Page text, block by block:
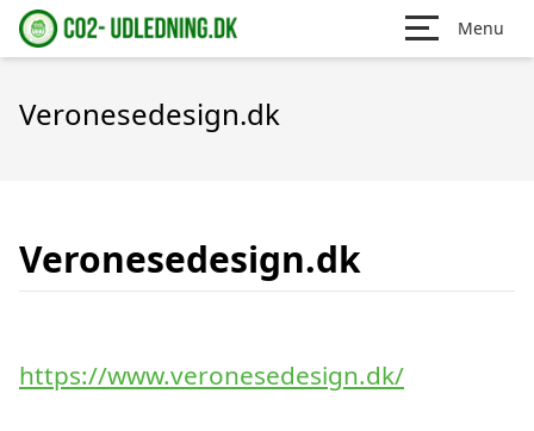
Menu
Veronesedesign.dk
Veronesedesign.dk
https://www.veronesedesign.dk/